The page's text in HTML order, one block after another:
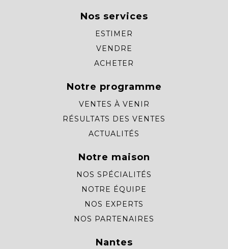
Nos services
ESTIMER
VENDRE
ACHETER
Notre programme
VENTES À VENIR
RÉSULTATS DES VENTES
ACTUALITÉS
Notre maison
NOS SPÉCIALITÉS
NOTRE ÉQUIPE
NOS EXPERTS
NOS PARTENAIRES
Nantes